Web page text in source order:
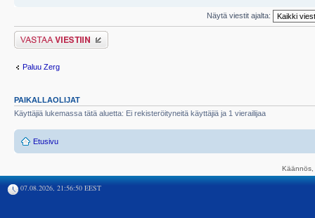
Näytä viestit ajalta:
Lähetä vastaus
Paluu Zerg
PAIKALLAOLIJAT
Käyttäjiä lukemassa tätä aluetta: Ei rekisteröityneitä käyttäjiä ja 1 vierailijaa
Etusivu
07.08.2026, 21:56:50 EEST